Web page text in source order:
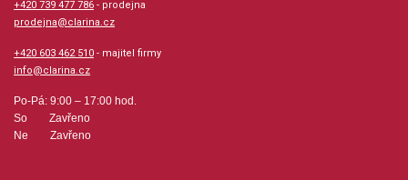
+420 739 477 786 - prodejna
prodejna@clarina.cz
+420 603 462 510 - majitel firmy
info@clarina.cz
Po-Pá: 9:00 – 17:00 hod.
So Zavřeno
Ne Zavřeno